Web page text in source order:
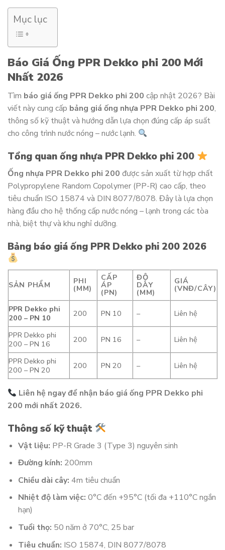
Mục lục
Báo Giá Ống PPR Dekko phi 200 Mới
Nhất 2026
Tìm báo giá ống PPR Dekko phi 200 cập nhật 2026? Bài
viết này cung cấp bảng giá ống nhựa PPR Dekko phi 200,
thông số kỹ thuật và hướng dẫn lựa chọn đúng cấp áp suất
cho công trình nước nóng – nước lạnh.
Tổng quan ống nhựa PPR Dekko phi 200
Ống nhựa PPR Dekko phi 200 được sản xuất từ hợp chất
Polypropylene Random Copolymer (PP-R) cao cấp, theo
tiêu chuẩn ISO 15874 và DIN 8077/8078. Đây là lựa chọn
hàng đầu cho hệ thống cấp nước nóng – lạnh trong các tòa
nhà, biệt thự và khu nghỉ dưỡng.
Bảng báo giá ống PPR Dekko phi 200 2026
SẢN PHẨM PHI
(MM)
CẤP
ÁP
(PN)
ĐỘ
DÀY
(MM)
GIÁ
(VNĐ/CÂY)
PPR Dekko phi
200 – PN 10
200 PN 10 – Liên hệ
PPR Dekko phi
200 – PN 16
200 PN 16 – Liên hệ
PPR Dekko phi
200 – PN 20
200 PN 20 – Liên hệ
Liên hệ ngay để nhận báo giá ống PPR Dekko phi
200 mới nhất 2026.
Thông số kỹ thuật
Vật liệu: PP-R Grade 3 (Type 3) nguyên sinh
Đường kính: 200mm
Chiều dài cây: 4m tiêu chuẩn
Nhiệt độ làm việc: 0°C đến +95°C (tối đa +110°C ngắn
hạn)
Tuổi thọ: 50 năm ở 70°C, 25 bar
Tiêu chuẩn: ISO 15874, DIN 8077/8078